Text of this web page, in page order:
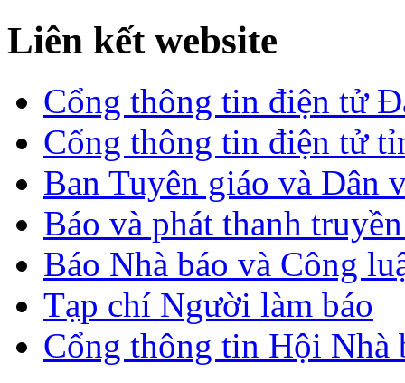
Liên kết website
Cổng thông tin điện tử
Cổng thông tin điện tử
Ban Tuyên giáo và Dân
Báo và phát thanh
Báo Nhà báo và Công
Tạp chí Người làm báo
Cổng thông tin Hội Nhà